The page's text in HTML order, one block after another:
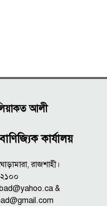
আলী
কার্যালয়
রাজশাহী।
&